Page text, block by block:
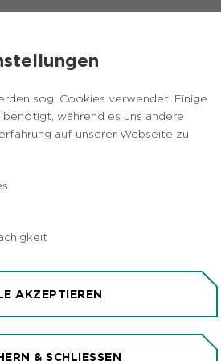
sog. Cookies verwendet. Einige
während es uns andere
auf unserer Webseite zu
AKZEPTIEREN
& SCHLIESSEN